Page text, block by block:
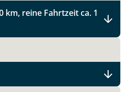
km, reine Fahrtzeit ca. 1